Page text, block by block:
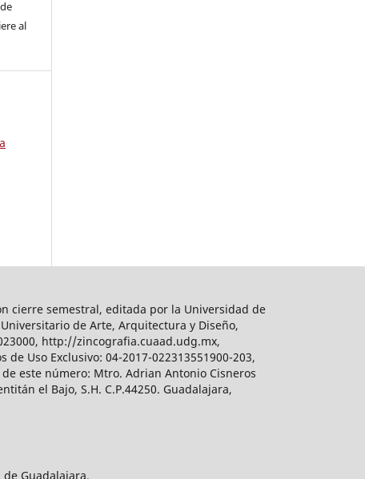
al
cierre semestral, editada por la Universidad de
de Arte, Arquitectura y Diseño,
http://zincografia.cuaad.udg.mx,
Uso Exclusivo: 04-2017-022313551900-203,
este número: Mtro. Adrian Antonio Cisneros
el Bajo, S.H. C.P.44250. Guadalajara,
Guadalajara.